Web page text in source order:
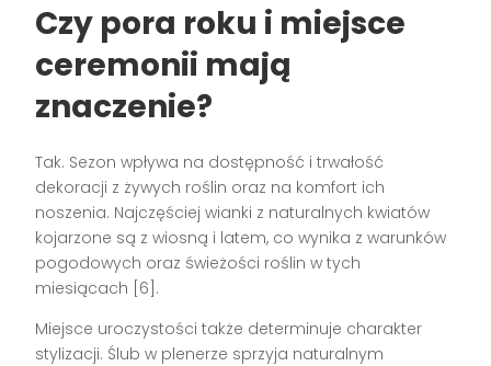
Czy pora roku i miejsce
ceremonii mają
znaczenie?
Tak. Sezon wpływa na dostępność i trwałość
dekoracji z żywych roślin oraz na komfort ich
noszenia. Najczęściej wianki z naturalnych kwiatów
kojarzone są z wiosną i latem, co wynika z warunków
pogodowych oraz świeżości roślin w tych
miesiącach [6].
Miejsce uroczystości także determinuje charakter
stylizacji. Ślub w plenerze sprzyja naturalnym